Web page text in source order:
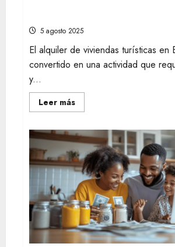
efectiva
5 agosto 2025
El alquiler de viviendas turísticas en
convertido en una actividad que
y...
Leer másLeer
más
El
ABC
del
Registro
de
Viajeros:
Aspectos
Clave
para
Alquilar
Legalmente
una
Vivienda
Turística